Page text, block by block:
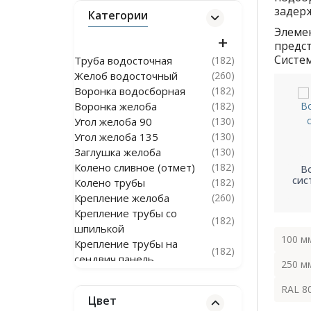
Категории
Труба водосточная (182)
Желоб водосточный (260)
Воронка водосборная (182)
Воронка желоба (182)
Угол желоба 90 (130)
Угол желоба 135 (130)
Заглушка желоба (130)
Колено сливное (отмет) (182)
Колено трубы (182)
Крепление желоба (260)
Крепление трубы со
шпилькой
(182)
Крепление трубы на
сендвич панель
(182)
Тройник трубы водостока (364)
Водосточная система из
Цвет
Угол желоба 135 Угол желоба 90
100
250
RAL